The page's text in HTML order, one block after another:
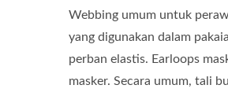
Webbing umum untuk
yang digunakan dalam
perban elastis. Earloops
masker. Secara umum, tali